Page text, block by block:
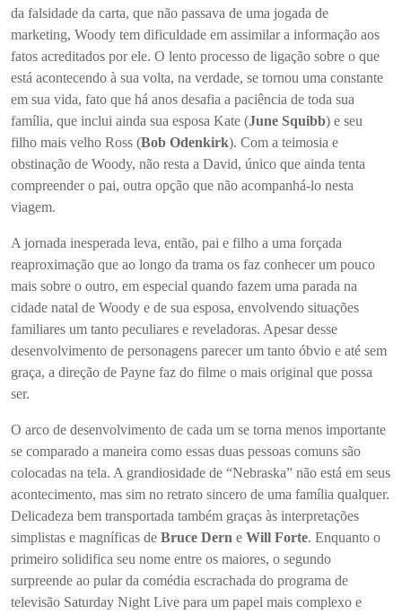
da falsidade da carta, que não passava de uma jogada de
marketing, Woody tem dificuldade em assimilar a informação aos
fatos acreditados por ele. O lento processo de ligação sobre o que
está acontecendo à sua volta, na verdade, se tornou uma constante
em sua vida, fato que há anos desafia a paciência de toda sua
família, que inclui ainda sua esposa Kate (June Squibb) e seu
filho mais velho Ross (Bob Odenkirk). Com a teimosia e
obstinação de Woody, não resta a David, único que ainda tenta
compreender o pai, outra opção que não acompanhá-lo nesta
viagem.
A jornada inesperada leva, então, pai e filho a uma forçada
reaproximação que ao longo da trama os faz conhecer um pouco
mais sobre o outro, em especial quando fazem uma parada na
cidade natal de Woody e de sua esposa, envolvendo situações
familiares um tanto peculiares e reveladoras. Apesar desse
desenvolvimento de personagens parecer um tanto óbvio e até sem
graça, a direção de Payne faz do filme o mais original que possa
ser.
O arco de desenvolvimento de cada um se torna menos importante
se comparado a maneira como essas duas pessoas comuns são
colocadas na tela. A grandiosidade de “Nebraska” não está em seus
acontecimento, mas sim no retrato sincero de uma família qualquer.
Delicadeza bem transportada também graças às interpretações
simplistas e magníficas de Bruce Dern e Will Forte. Enquanto o
primeiro solidifica seu nome entre os maiores, o segundo
surpreende ao pular da comédia escrachada do programa de
televisão Saturday Night Live para um papel mais complexo e